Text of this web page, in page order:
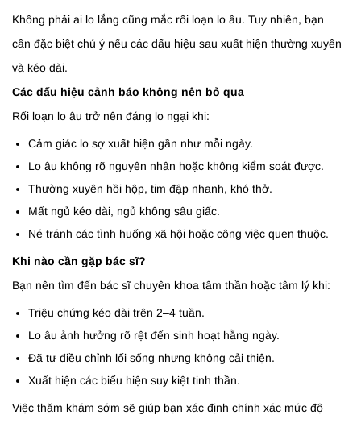
Không phải ai lo lắng cũng mắc rối loạn lo âu. Tuy nhiên, bạn
cần đặc biệt chú ý nếu các dấu hiệu sau xuất hiện thường xuyên
và kéo dài.
Các dấu hiệu cảnh báo không nên bỏ qua
Rối loạn lo âu trở nên đáng lo ngại khi:
Cảm giác lo sợ xuất hiện gần như mỗi ngày.
Lo âu không rõ nguyên nhân hoặc không kiểm soát được.
Thường xuyên hồi hộp, tim đập nhanh, khó thở.
Mất ngủ kéo dài, ngủ không sâu giấc.
Né tránh các tình huống xã hội hoặc công việc quen thuộc.
Khi nào cần gặp bác sĩ?
Bạn nên tìm đến bác sĩ chuyên khoa tâm thần hoặc tâm lý khi:
Triệu chứng kéo dài trên 2–4 tuần.
Lo âu ảnh hưởng rõ rệt đến sinh hoạt hằng ngày.
Đã tự điều chỉnh lối sống nhưng không cải thiện.
Xuất hiện các biểu hiện suy kiệt tinh thần.
Việc thăm khám sớm sẽ giúp bạn xác định chính xác mức độ